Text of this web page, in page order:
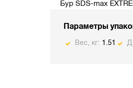
Бур SDS-max
Параметры
Вес, кг: 1.51 Д